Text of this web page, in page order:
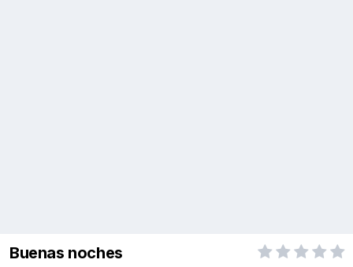
Buenas noches